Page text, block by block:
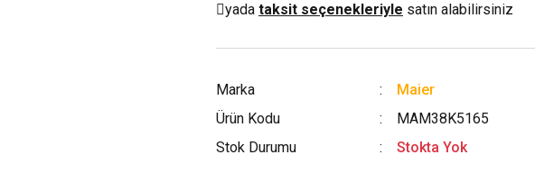
yada taksit seçenekleriyle satın alabilirsiniz
Marka
Maier
Ürün Kodu
MAM38K5165
Stok Durumu
Stokta Yok